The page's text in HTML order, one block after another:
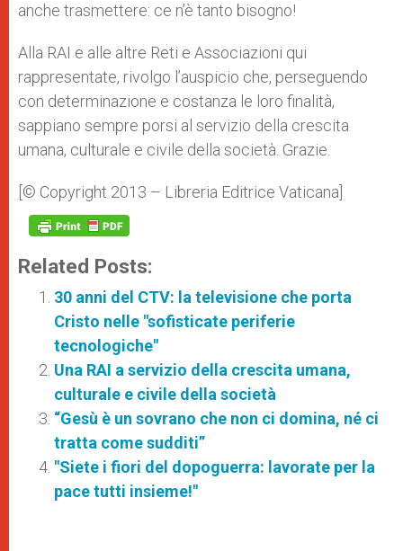
anche trasmettere: ce n’è tanto bisogno!
Alla RAI e alle altre Reti e Associazioni qui
rappresentate, rivolgo l’auspicio che, perseguendo
con determinazione e costanza le loro finalità,
sappiano sempre porsi al servizio della crescita
umana, culturale e civile della società. Grazie.
[© Copyright 2013 – Libreria Editrice Vaticana]
Related Posts:
30 anni del CTV: la televisione che porta
Cristo nelle "sofisticate periferie
tecnologiche"
Una RAI a servizio della crescita umana,
culturale e civile della società
“Gesù è un sovrano che non ci domina, né ci
tratta come sudditi”
"Siete i fiori del dopoguerra: lavorate per la
pace tutti insieme!"